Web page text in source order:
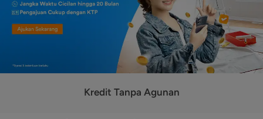
Kredit Tanpa Agunan